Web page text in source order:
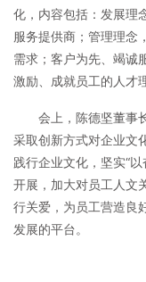
化，内容包括：发展理
服务提供商；管理理念
需求；客户为先、竭诚
激励、成就员工的人才
会上，陈德坚董事
采取创新方式对企业文
践行企业文化，坚实“
开展，加大对员工人文
行关爱，为员工营造良
发展的平台。